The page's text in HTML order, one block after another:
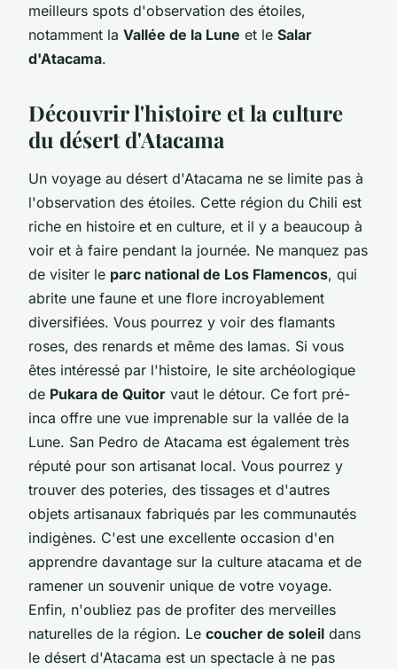
meilleurs spots d'observation des étoiles,
notamment la Vallée de la Lune et le Salar
d'Atacama.
Découvrir l'histoire et la culture
du désert d'Atacama
Un voyage au désert d'Atacama ne se limite pas à
l'observation des étoiles. Cette région du Chili est
riche en histoire et en culture, et il y a beaucoup à
voir et à faire pendant la journée. Ne manquez pas
de visiter le parc national de Los Flamencos, qui
abrite une faune et une flore incroyablement
diversifiées. Vous pourrez y voir des flamants
roses, des renards et même des lamas. Si vous
êtes intéressé par l'histoire, le site archéologique
de Pukara de Quitor vaut le détour. Ce fort pré-
inca offre une vue imprenable sur la vallée de la
Lune. San Pedro de Atacama est également très
réputé pour son artisanat local. Vous pourrez y
trouver des poteries, des tissages et d'autres
objets artisanaux fabriqués par les communautés
indigènes. C'est une excellente occasion d'en
apprendre davantage sur la culture atacama et de
ramener un souvenir unique de votre voyage.
Enfin, n'oubliez pas de profiter des merveilles
naturelles de la région. Le coucher de soleil dans
le désert d'Atacama est un spectacle à ne pas